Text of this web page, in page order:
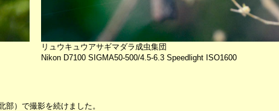
リュウキュウアサギマダラ成虫集団
Nikon D7100 SIGMA50-500/4.5-6.3 Speedlight ISO1600
）で撮影を続けました。